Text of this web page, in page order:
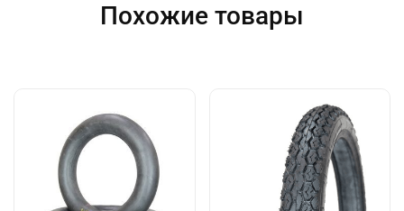
Похожие товары